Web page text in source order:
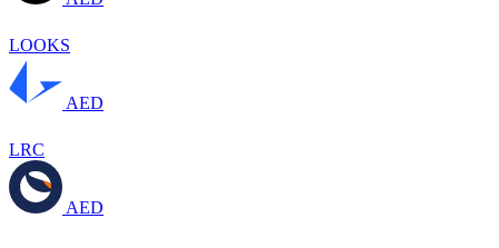
LOOKS
AED
LRC
AED